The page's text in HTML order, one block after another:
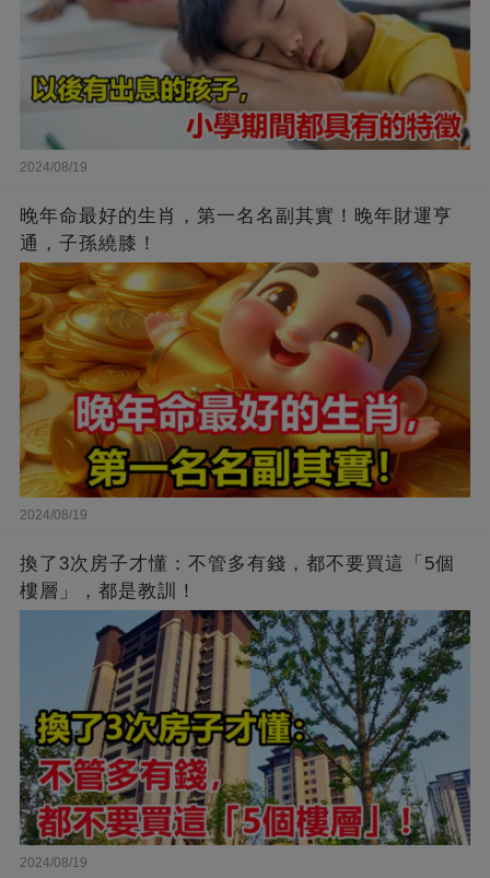
2024/08/19
晚年命最好的生肖，第一名名副其實！晚年財運亨
通，子孫繞膝！
2024/08/19
換了3次房子才懂：不管多有錢，都不要買這「5個
樓層」，都是教訓！
2024/08/19